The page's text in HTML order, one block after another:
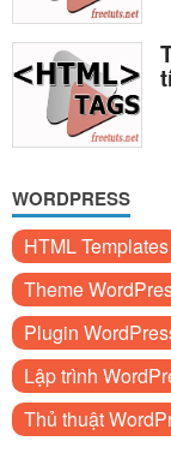
WORDPRESS
HTML Templates
Theme
Plugin
Lập trình
Thủ thuật